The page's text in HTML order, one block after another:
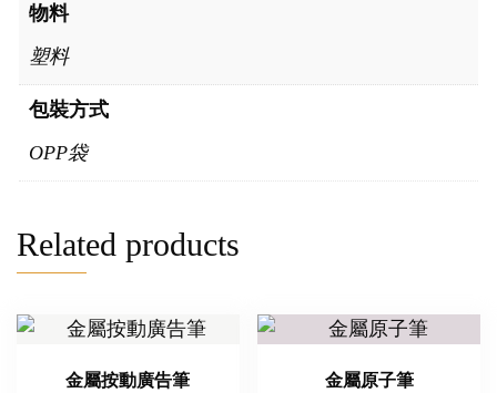
物料
塑料
包裝方式
OPP袋
Related products
金屬按動廣告筆 金屬原子筆